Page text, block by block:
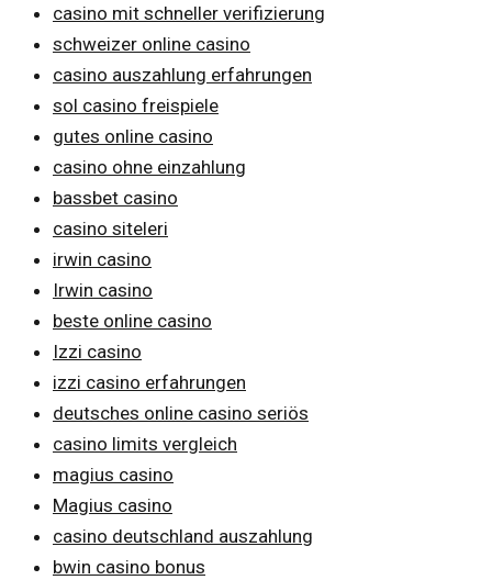
casino mit schneller verifizierung
schweizer online casino
casino auszahlung erfahrungen
sol casino freispiele
gutes online casino
casino ohne einzahlung
bassbet casino
casino siteleri
irwin casino
Irwin casino
beste online casino
Izzi casino
izzi casino erfahrungen
deutsches online casino seriös
casino limits vergleich
magius casino
Magius casino
casino deutschland auszahlung
bwin casino bonus